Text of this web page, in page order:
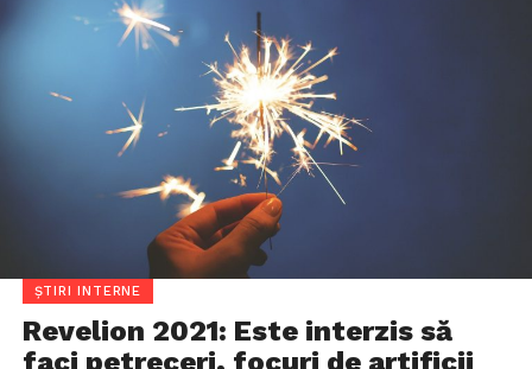
ȘTIRI INTERNE
Revelion 2021: Este interzis să
faci petreceri, focuri de artificii